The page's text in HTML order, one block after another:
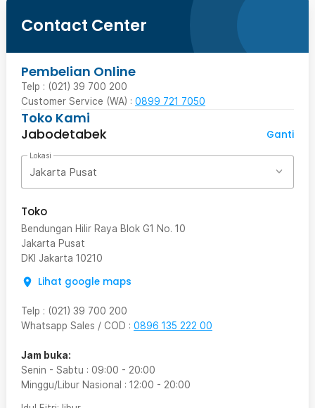
Contact Center
Pembelian Online
Telp : (021) 39 700 200
Customer Service (WA) : 0899 721 7050
Toko Kami
Jabodetabek
Ganti
Lokasi
Jakarta Pusat
Toko
Bendungan Hilir Raya Blok G1 No. 10
Jakarta Pusat
DKI Jakarta 10210
Lihat google maps
Telp : (021) 39 700 200
Whatsapp Sales / COD : 0896 135 222 00
Jam buka:
Senin - Sabtu : 09:00 - 20:00
Minggu/Libur Nasional : 12:00 - 20:00